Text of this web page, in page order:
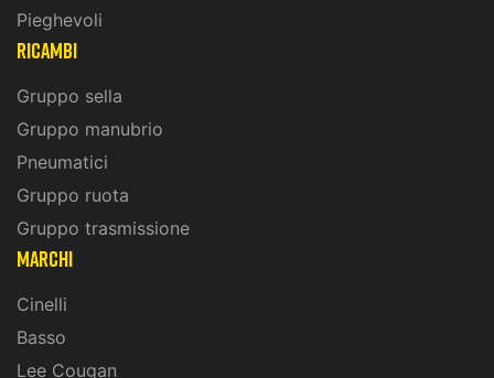
Pieghevoli
ricambi
Gruppo sella
Gruppo manubrio
Pneumatici
Gruppo ruota
Gruppo trasmissione
marchi
Cinelli
Basso
Lee Cougan